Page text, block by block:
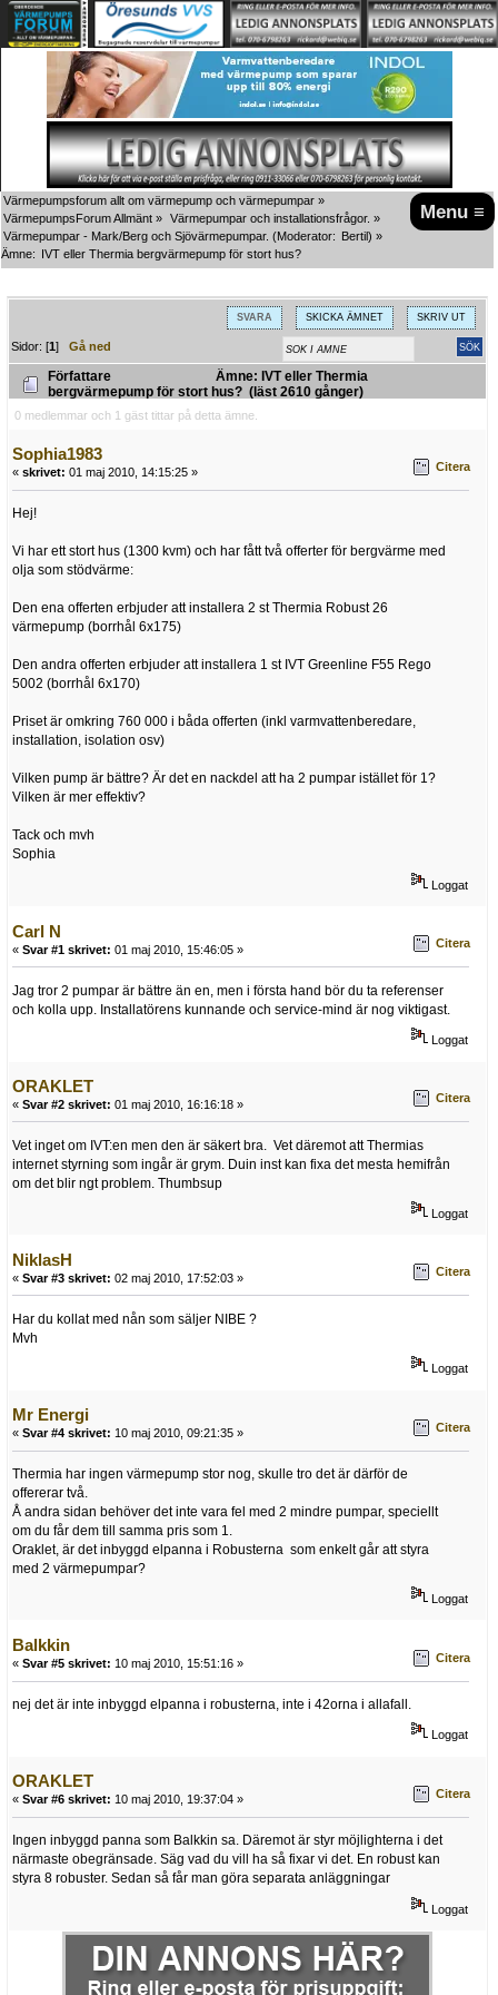
Menu ≡
Värmepumpsforum allt om värmepump och värmepumpar »
VärmepumpsForum Allmänt » Värmepumpar och installationsfrågor. »
Värmepumpar - Mark/Berg och Sjövärmepumpar. (Moderator: Bertil) »
Ämne: IVT eller Thermia bergvärmepump för stort hus?
SVARA SKICKA ÄMNET SKRIV UT
Sidor: [1]Gå ned
Författare
Ämne: IVT eller Thermia
bergvärmepump för stort hus? (läst 2610 gånger)
0 medlemmar och 1 gäst tittar på detta ämne.
Sophia1983
« skrivet: 01 maj 2010, 14:15:25 » Citera
Hej!
Vi har ett stort hus (1300 kvm) och har fått två offerter för bergvärme med
olja som stödvärme:
Den ena offerten erbjuder att installera 2 st Thermia Robust 26
värmepump (borrhål 6x175)
Den andra offerten erbjuder att installera 1 st IVT Greenline F55 Rego
5002 (borrhål 6x170)
Priset är omkring 760 000 i båda offerten (inkl varmvattenberedare,
installation, isolation osv)
Vilken pump är bättre? Är det en nackdel att ha 2 pumpar istället för 1?
Vilken är mer effektiv?
Tack och mvh
Sophia
Loggat
Carl N
« Svar #1 skrivet: 01 maj 2010, 15:46:05 » Citera
Jag tror 2 pumpar är bättre än en, men i första hand bör du ta referenser
och kolla upp. Installatörens kunnande och service-mind är nog viktigast.
Loggat
ORAKLET
« Svar #2 skrivet: 01 maj 2010, 16:16:18 » Citera
Vet inget om IVT:en men den är säkert bra. Vet däremot att Thermias
internet styrning som ingår är grym. Duin inst kan fixa det mesta hemifrån
om det blir ngt problem. Thumbsup
Loggat
NiklasH
« Svar #3 skrivet: 02 maj 2010, 17:52:03 » Citera
Har du kollat med nån som säljer NIBE ?
Mvh
Loggat
Mr Energi
« Svar #4 skrivet: 10 maj 2010, 09:21:35 » Citera
Thermia har ingen värmepump stor nog, skulle tro det är därför de
offererar två.
Å andra sidan behöver det inte vara fel med 2 mindre pumpar, speciellt
om du får dem till samma pris som 1.
Oraklet, är det inbyggd elpanna i Robusterna som enkelt går att styra
med 2 värmepumpar?
Loggat
Balkkin
« Svar #5 skrivet: 10 maj 2010, 15:51:16 » Citera
nej det är inte inbyggd elpanna i robusterna, inte i 42orna i allafall.
Loggat
ORAKLET
« Svar #6 skrivet: 10 maj 2010, 19:37:04 » Citera
Ingen inbyggd panna som Balkkin sa. Däremot är styr möjlighterna i det
närmaste obegränsade. Säg vad du vill ha så fixar vi det. En robust kan
styra 8 robuster. Sedan så får man göra separata anläggningar
Loggat